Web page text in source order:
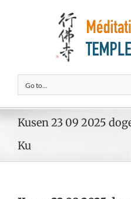
Go to...
Kusen 23 09 2025
Ku